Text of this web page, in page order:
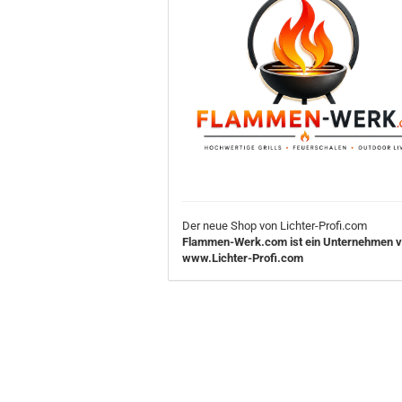
Der neue Shop von Lichter-Profi.com
Flammen-Werk.com ist ein Unternehmen
www.Lichter-Profi.com